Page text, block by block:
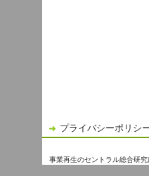
プライバシーポリシ
事業再生のセントラル総合研究